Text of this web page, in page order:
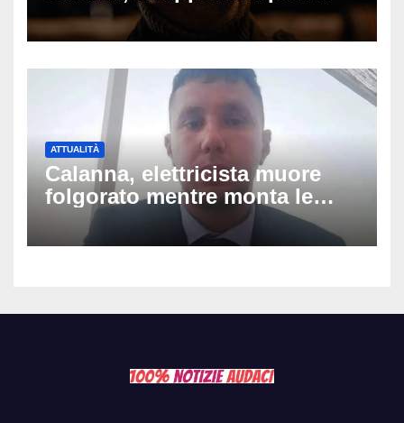
silenzio dopo la notte in
ospedale: come sta e cosa
ATTUALITÀ
Calanna, elettricista muore
folgorato mentre monta le
luminarie della festa: chi era
Fabio Calabrò e cosa è